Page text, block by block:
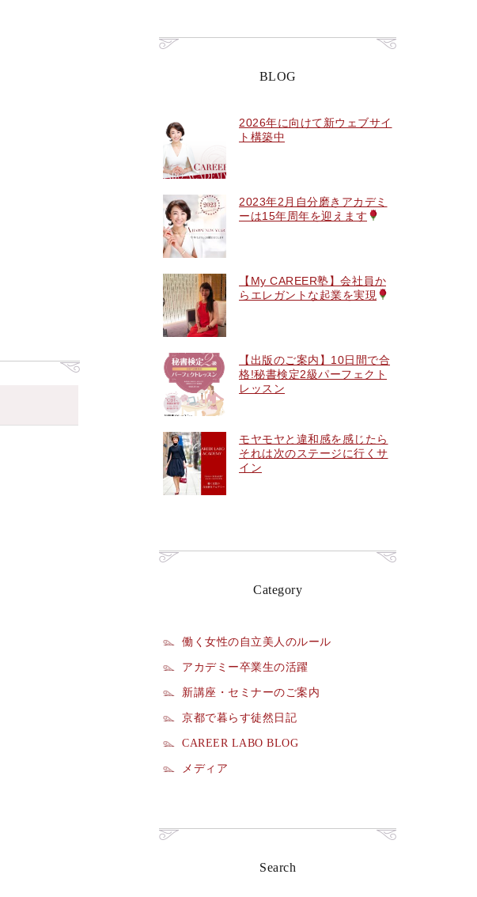
BLOG
2026年に向けて新ウェブサイ
ト構築中
2023年2月自分磨きアカデミ
ーは15年周年を迎えます
【My CAREER塾】会社員か
らエレガントな起業を実現
【出版のご案内】10日間で合
格!秘書検定2級パーフェクト
レッスン
モヤモヤと違和感を感じたら
それは次のステージに行くサ
イン
Category
働く女性の自立美人のルール
アカデミー卒業生の活躍
新講座・セミナーのご案内
京都で暮らす徒然日記
CAREER LABO BLOG
メディア
Search